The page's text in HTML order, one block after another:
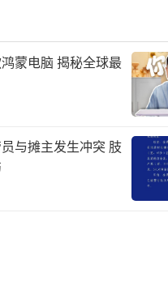
蒙电脑 揭秘全球最
与摊主发生冲突 肢